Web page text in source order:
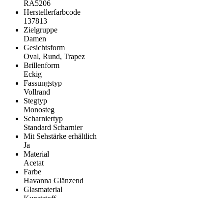
RA5206
Herstellerfarbcode
137813
Zielgruppe
Damen
Gesichtsform
Oval, Rund, Trapez
Brillenform
Eckig
Fassungstyp
Vollrand
Stegtyp
Monosteg
Scharniertyp
Standard Scharnier
Mit Sehstärke erhältlich
Ja
Material
Acetat
Farbe
Havanna Glänzend
Glasmaterial